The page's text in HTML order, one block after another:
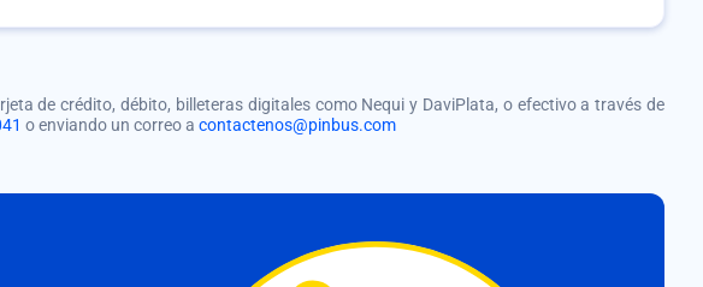
de crédito, débito, billeteras digitales como Nequi y DaviPlata, o efectivo a través de
o enviando un correo a contactenos@pinbus.com